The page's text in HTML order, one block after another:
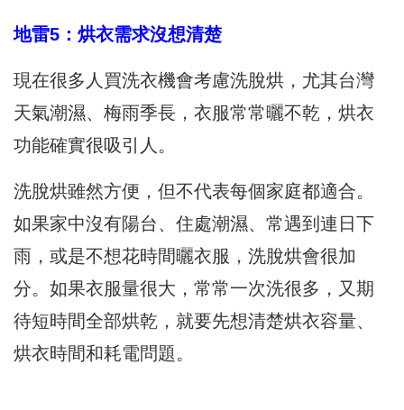
地雷5：烘衣需求沒想清楚
現在很多人買洗衣機會考慮洗脫烘，尤其台灣
天氣潮濕、梅雨季長，衣服常常曬不乾，烘衣
功能確實很吸引人。
洗脫烘雖然方便，但不代表每個家庭都適合。
如果家中沒有陽台、住處潮濕、常遇到連日下
雨，或是不想花時間曬衣服，洗脫烘會很加
分。如果衣服量很大，常常一次洗很多，又期
待短時間全部烘乾，就要先想清楚烘衣容量、
烘衣時間和耗電問題。